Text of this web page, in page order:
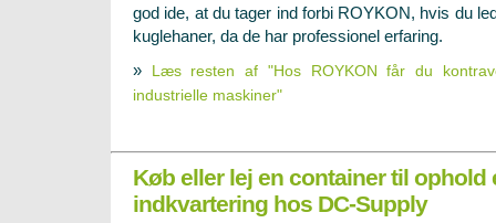
god ide, at du tager ind forbi ROYKON, hvis du
kuglehaner, da de har professionel erfaring.
»
Læs resten af "Hos ROYKON får du
industrielle maskiner"
Køb eller lej en container til ophold
indkvartering hos DC-Supply